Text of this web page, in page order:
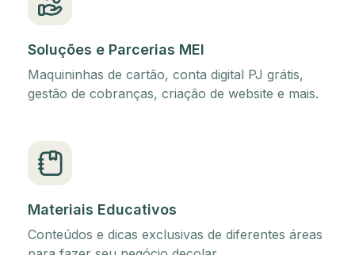
Soluções e Parcerias MEI
Maquininhas de cartão, conta digital PJ grátis,
gestão de cobranças, criação de website e mais.
Materiais Educativos
Conteúdos e dicas exclusivas de diferentes áreas